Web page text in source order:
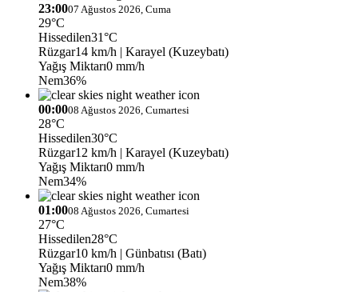
23:0007 Ağustos 2026, Cuma
29°C
Hissedilen31°C
Rüzgar14 km/h | Karayel (Kuzeybatı)
Yağış Miktarı0 mm/h
Nem36%
00:0008 Ağustos 2026, Cumartesi
28°C
Hissedilen30°C
Rüzgar12 km/h | Karayel (Kuzeybatı)
Yağış Miktarı0 mm/h
Nem34%
01:0008 Ağustos 2026, Cumartesi
27°C
Hissedilen28°C
Rüzgar10 km/h | Günbatısı (Batı)
Yağış Miktarı0 mm/h
Nem38%